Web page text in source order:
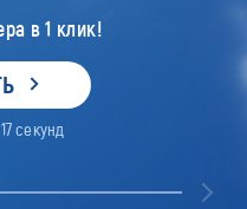
в 1 клик!
17секунд